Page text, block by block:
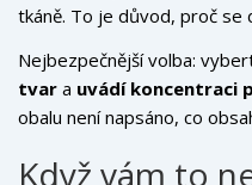
tkáně. To je důvod, proč se
produkty s přesným
zubům.
Nejbezpečnější volba:
tvar a uvádí koncentraci
obalu není napsáno, co
Když vám to